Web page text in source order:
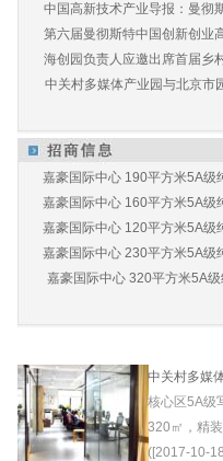
中国高新技术产业导报：曼彻
第六届曼彻斯特中国创新创业
海创园负责人应邀出席首届乡
中关村多媒体产业园与北京市
嘉豪国际中心 190平方米5A级
嘉豪国际中心 160平方米5A级
嘉豪国际中心 120平方米5A级
嘉豪国际中心 230平方米5A级
嘉豪国际中心 320平方米5A
中关村多媒
核心区5A级
320㎡，精
([2017-10-